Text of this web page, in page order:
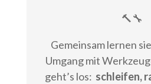
🔨🔧
Gemeinsam lernen
Umgang mit
geht’s los: schleifen,